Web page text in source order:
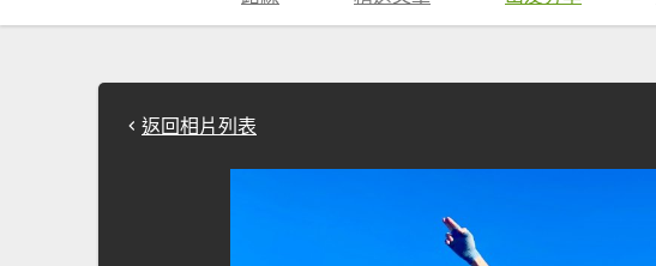
返回相片列表